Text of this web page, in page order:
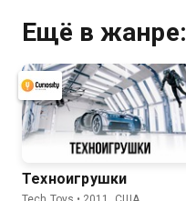
Ещё в жанре:
Техноигрушки